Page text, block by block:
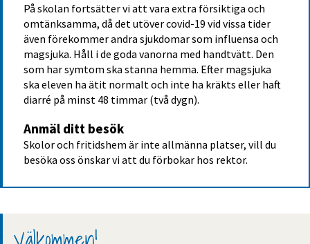
På skolan fortsätter vi att vara extra försiktiga och
omtänksamma, då det utöver covid-19 vid vissa tider
även förekommer andra sjukdomar som influensa och
magsjuka. Håll i de goda vanorna med handtvätt. Den
som har symtom ska stanna hemma. Efter magsjuka
ska eleven ha ätit normalt och inte ha kräkts eller haft
diarré på minst 48 timmar (två dygn).
Anmäl ditt besök
Skolor och fritidshem är inte allmänna platser, vill du
besöka oss önskar vi att du förbokar hos rektor.